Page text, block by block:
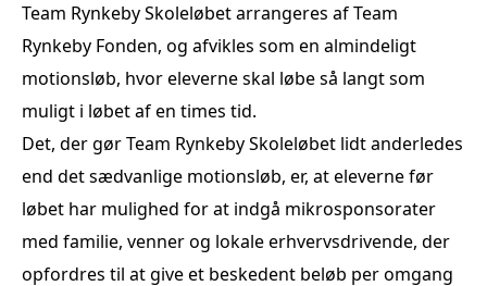
Team Rynkeby Skoleløbet arrangeres af Team
Rynkeby Fonden, og afvikles som en almindeligt
motionsløb, hvor eleverne skal løbe så langt som
muligt i løbet af en times tid.
Det, der gør Team Rynkeby Skoleløbet lidt anderledes
end det sædvanlige motionsløb, er, at eleverne før
løbet har mulighed for at indgå mikrosponsorater
med familie, venner og lokale erhvervsdrivende, der
opfordres til at give et beskedent beløb per omgang